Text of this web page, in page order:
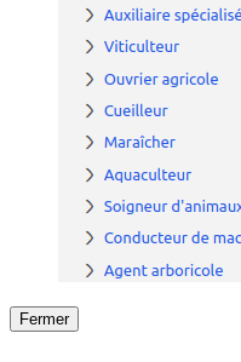
Fermer